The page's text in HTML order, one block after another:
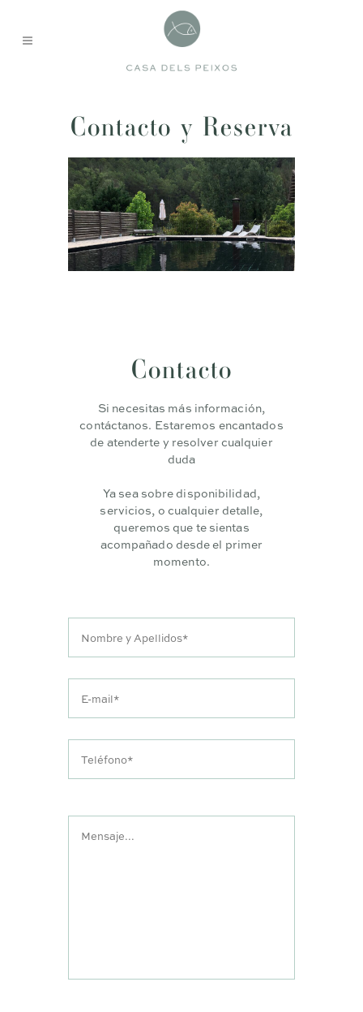
Contacto y Reserva
Contacto
Si necesitas más información,
contáctanos. Estaremos encantados
de atenderte y resolver cualquier
duda
Ya sea sobre disponibilidad,
servicios, o cualquier detalle,
queremos que te sientas
acompañado desde el primer
momento.